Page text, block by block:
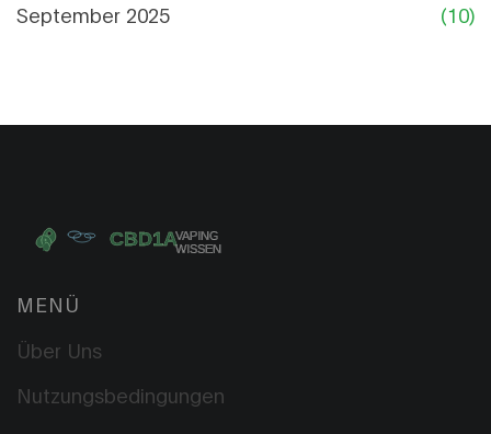
September 2025
(10)
MENÜ
Über Uns
Nutzungsbedingungen